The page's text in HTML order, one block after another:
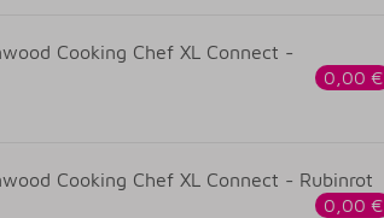
Cooking Chef XL Connect -
0,00 €
Cooking Chef XL Connect - Rubinrot
0,00 €